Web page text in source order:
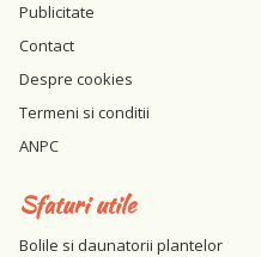
Publicitate
Contact
Despre cookies
Termeni si conditii
ANPC
Sfaturi utile
Bolile si daunatorii plantelor